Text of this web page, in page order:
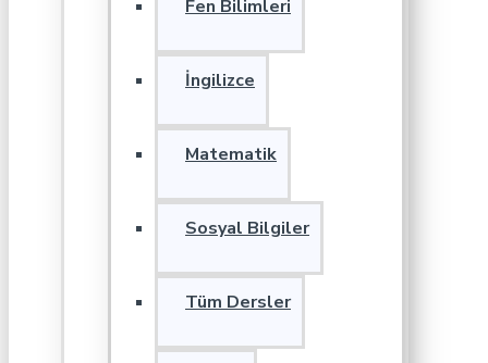
Fen Bilimleri
İngilizce
Matematik
Sosyal Bilgiler
Tüm Dersler